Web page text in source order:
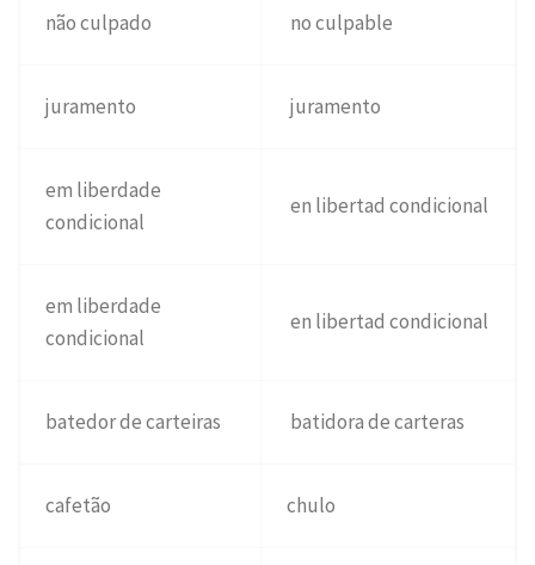
não culpado no culpable
juramento juramento
em liberdade
condicional
en libertad condicional
em liberdade
condicional
en libertad condicional
batedor de carteiras batidora de carteras
cafetão chulo